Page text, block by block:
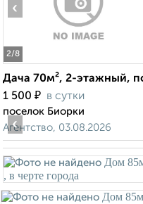
2/8
‹
Дача 70м², 2-этажный,
1 500 ₽ в сутки
поселок Биорки
Агентство, 03.08.2026
‹